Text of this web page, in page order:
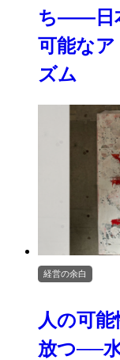
ち――日
可能なア
ズム
人の可
放つ──
経営の余白